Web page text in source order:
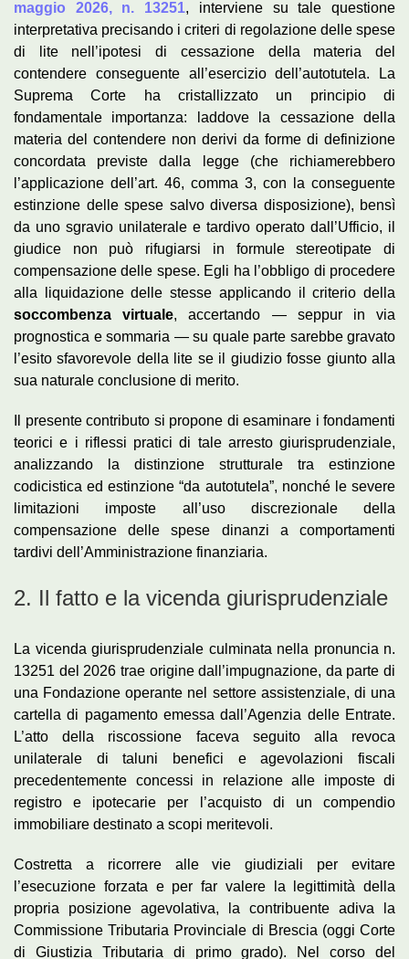
maggio 2026, n. 13251, interviene su tale questione
interpretativa precisando i criteri di regolazione delle spese
di lite nell’ipotesi di cessazione della materia del
contendere conseguente all’esercizio dell’autotutela. La
Suprema Corte ha cristallizzato un principio di
fondamentale importanza: laddove la cessazione della
materia del contendere non derivi da forme di definizione
concordata previste dalla legge (che richiamerebbero
l’applicazione dell’art. 46, comma 3, con la conseguente
estinzione delle spese salvo diversa disposizione), bensì
da uno sgravio unilaterale e tardivo operato dall’Ufficio, il
giudice non può rifugiarsi in formule stereotipate di
compensazione delle spese. Egli ha l’obbligo di procedere
alla liquidazione delle stesse applicando il criterio della
soccombenza virtuale, accertando — seppur in via
prognostica e sommaria — su quale parte sarebbe gravato
l’esito sfavorevole della lite se il giudizio fosse giunto alla
sua naturale conclusione di merito.
Il presente contributo si propone di esaminare i fondamenti
teorici e i riflessi pratici di tale arresto giurisprudenziale,
analizzando la distinzione strutturale tra estinzione
codicistica ed estinzione “da autotutela”, nonché le severe
limitazioni imposte all’uso discrezionale della
compensazione delle spese dinanzi a comportamenti
tardivi dell’Amministrazione finanziaria.
2. Il fatto e la vicenda giurisprudenziale
La vicenda giurisprudenziale culminata nella pronuncia n.
13251 del 2026 trae origine dall’impugnazione, da parte di
una Fondazione operante nel settore assistenziale, di una
cartella di pagamento emessa dall’Agenzia delle Entrate.
L’atto della riscossione faceva seguito alla revoca
unilaterale di taluni benefici e agevolazioni fiscali
precedentemente concessi in relazione alle imposte di
registro e ipotecarie per l’acquisto di un compendio
immobiliare destinato a scopi meritevoli.
Costretta a ricorrere alle vie giudiziali per evitare
l’esecuzione forzata e per far valere la legittimità della
propria posizione agevolativa, la contribuente adiva la
Commissione Tributaria Provinciale di Brescia (oggi Corte
di Giustizia Tributaria di primo grado). Nel corso del